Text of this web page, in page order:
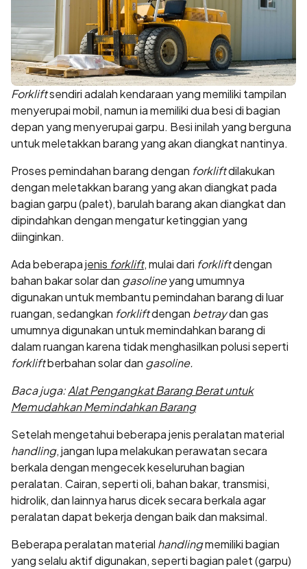
Forkliftsendiri adalah kendaraan yang memiliki tampilan
menyerupai mobil, namun ia memiliki dua besi di bagian
depan yang menyerupai garpu. Besi inilah yang berguna
untuk meletakkan barang yang akan diangkat nantinya.
Proses pemindahan barang dengan forkliftdilakukan
dengan meletakkan barang yang akan diangkat pada
bagian garpu (palet), barulah barang akan diangkat dan
dipindahkan dengan mengatur ketinggian yang
diinginkan.
Ada beberapajenis forklift,mulai dari forkliftdengan
bahan bakar solar dan gasolineyang umumnya
digunakan untuk membantu pemindahan barang di luar
ruangan, sedangkan forkliftdengan betraydan gas
umumnya digunakan untuk memindahkan barang di
dalam ruangan karena tidak menghasilkan polusi seperti
forkliftberbahan solar dan gasoline.
Baca juga:Alat Pengangkat Barang Berat untuk
Memudahkan Memindahkan Barang
Setelah mengetahui beberapa jenis peralatan material
handling, jangan lupa melakukan perawatan secara
berkala dengan mengecek keseluruhan bagian
peralatan. Cairan, seperti oli, bahan bakar, transmisi,
hidrolik, dan lainnya harus dicek secara berkala agar
peralatan dapat bekerja dengan baik dan maksimal.
Beberapa peralatan material handlingmemiliki bagian
yang selalu aktif digunakan, seperti bagian palet (garpu)